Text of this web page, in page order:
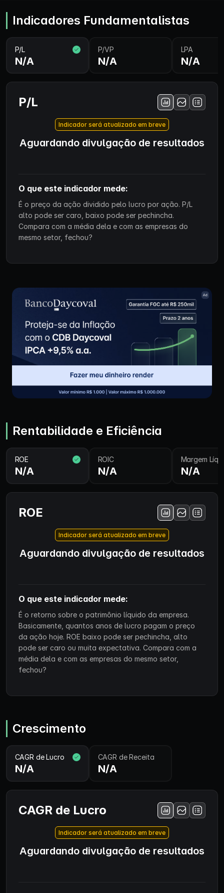
Indicadores Fundamentalistas
P/L
N/A
P/VP
N/A
LPA
N/A
P/L
Indicador será atualizado em breve
Aguardando divulgação de resultados
O que este indicador mede:
É o preço da ação dividido pelo lucro por ação. P/L
alto pode ser caro, baixo pode ser pechincha.
Compara com a média dela e com as empresas do
mesmo setor, fechou?
Rentabilidade e Eficiência
ROE
N/A
ROIC
N/A
Margem
N/A
ROE
Indicador será atualizado em breve
Aguardando divulgação de resultados
O que este indicador mede:
É o retorno sobre o patrimônio líquido da empresa.
Basicamente, quantos anos de lucro pagam o preço
da ação hoje. ROE baixo pode ser pechincha, alto
pode ser caro ou muita expectativa. Compara com a
média dela e com as empresas do mesmo setor,
fechou?
Crescimento
CAGR de Lucro
N/A
CAGR de Receita
N/A
CAGR de Lucro
Indicador será atualizado em breve
Aguardando divulgação de resultados